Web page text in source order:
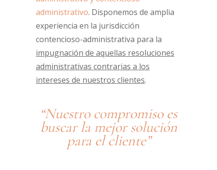
administrativo. Disponemos de amplia
experiencia en la jurisdicción
contencioso-administrativa para la
impugnación de aquellas resoluciones
administrativas contrarias a los
intereses de nuestros clientes.
“Nuestro compromiso es
buscar la mejor solución
para el cliente”